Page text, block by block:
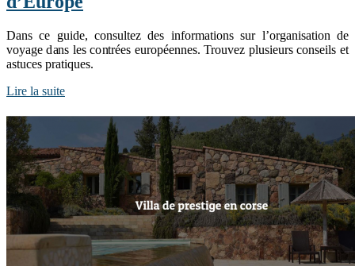
Dans ce guide, consultez des informations sur l’organisation de
voyage dans les contrées européennes. Trouvez plusieurs conseils et
astuces pratiques.
Lire la suite